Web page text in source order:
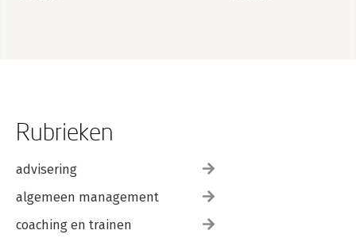
Rubrieken
advisering
algemeen management
coaching en trainen